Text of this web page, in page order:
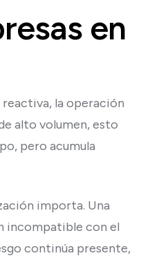
en
reactiva, la operación
alto volumen, esto
pero acumula
importa. Una
incompatible con el
continúa presente,